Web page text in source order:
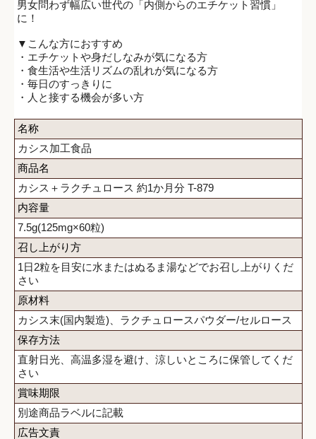
男女問わず幅広い世代の「内側からのエチケット習慣」
に！
▼こんな方におすすめ
・エチケットや身だしなみが気になる方
・食生活や生活リズムの乱れが気になる方
・毎日のすっきりに
・人と接する機会が多い方
名称
カシス加工食品
商品名
カシス＋ラクチュロース 約1か月分 T-879
内容量
7.5g(125mg×60粒)
召し上がり方
1日2粒を目安に水またはぬるま湯などでお召し上がりくだ
さい
原材料
カシス末(国内製造)、ラクチュロースパウダー/セルロース
保存方法
直射日光、高温多湿を避け、涼しいところに保管してくだ
さい
賞味期限
別途商品ラベルに記載
広告文責